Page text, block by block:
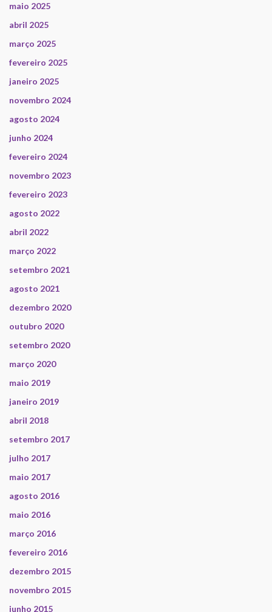
maio 2025
abril 2025
março 2025
fevereiro 2025
janeiro 2025
novembro 2024
agosto 2024
junho 2024
fevereiro 2024
novembro 2023
fevereiro 2023
agosto 2022
abril 2022
março 2022
setembro 2021
agosto 2021
dezembro 2020
outubro 2020
setembro 2020
março 2020
maio 2019
janeiro 2019
abril 2018
setembro 2017
julho 2017
maio 2017
agosto 2016
maio 2016
março 2016
fevereiro 2016
dezembro 2015
novembro 2015
junho 2015